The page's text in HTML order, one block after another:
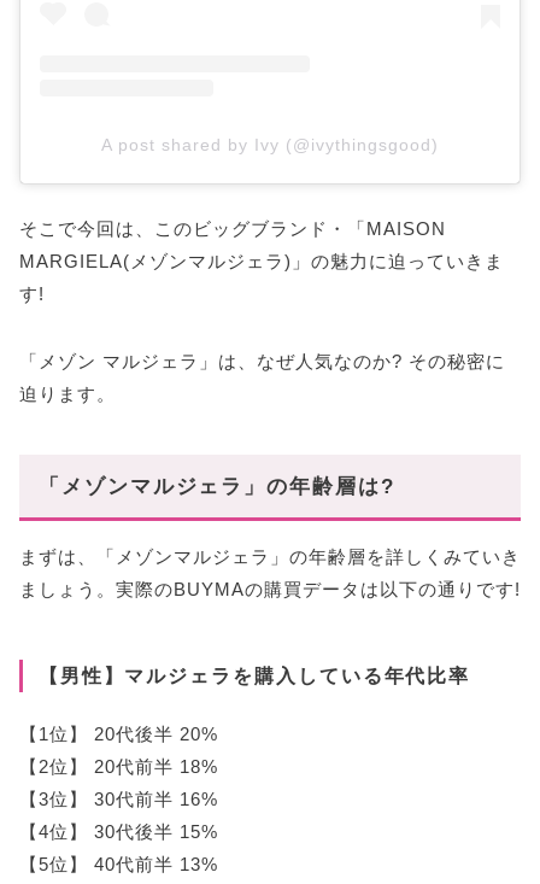
A post shared by Ivy (@ivythingsgood)
そこで今回は、このビッグブランド・「MAISON
MARGIELA(メゾンマルジェラ)」の魅力に迫っていきま
す!
「メゾン マルジェラ」は、なぜ人気なのか? その秘密に
迫ります。
「メゾンマルジェラ」の年齢層は?
まずは、「メゾンマルジェラ」の年齢層を詳しくみていき
ましょう。実際のBUYMAの購買データは以下の通りです!
【男性】マルジェラを購入している年代比率
【1位】 20代後半 20%
【2位】 20代前半 18%
【3位】 30代前半 16%
【4位】 30代後半 15%
【5位】 40代前半 13%